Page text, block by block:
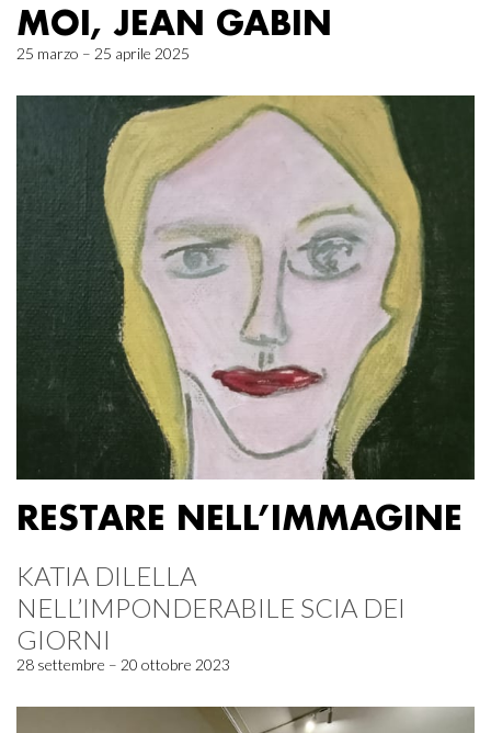
MOI, JEAN GABIN
25 marzo – 25 aprile 2025
RESTARE NELL’IMMAGINE
KATIA DILELLA
NELL’IMPONDERABILE SCIA DEI
GIORNI
28 settembre – 20 ottobre 2023